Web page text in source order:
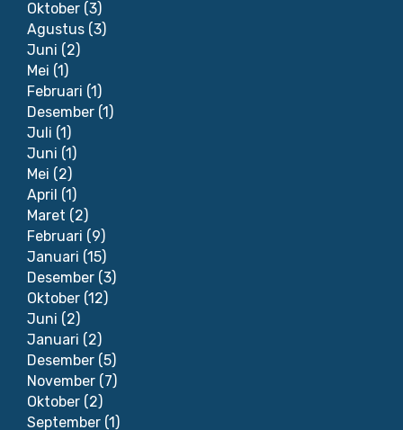
Oktober (3)
Agustus (3)
Juni (2)
Mei (1)
Februari (1)
Desember (1)
Juli (1)
Juni (1)
Mei (2)
April (1)
Maret (2)
Februari (9)
Januari (15)
Desember (3)
Oktober (12)
Juni (2)
Januari (2)
Desember (5)
November (7)
Oktober (2)
September (1)